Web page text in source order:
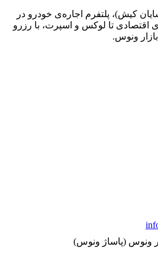
کیش)، پلتفرم اجاره‌ی خودرو در
تا لوکس و اسپرت، با رزرو
ونوس.
ونوس (پاساژ ونوس)